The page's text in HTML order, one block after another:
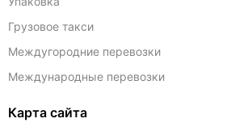
Грузовое такси
Междугородние перевозки
Международные перевозки
Карта сайта